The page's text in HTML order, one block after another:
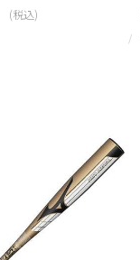
(税込)